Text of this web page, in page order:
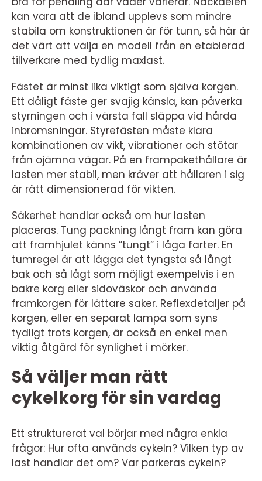
kan vara att de ibland upplevs som mindre
stabila om konstruktionen är för tunn, så här är
det värt att välja en modell från en etablerad
tillverkare med tydlig maxlast.
Fästet är minst lika viktigt som själva korgen.
Ett dåligt fäste ger svajig känsla, kan påverka
styrningen och i värsta fall släppa vid hårda
inbromsningar. Styrefästen måste klara
kombinationen av vikt, vibrationer och stötar
från ojämna vägar. På en frampakethållare är
lasten mer stabil, men kräver att hållaren i sig
är rätt dimensionerad för vikten.
Säkerhet handlar också om hur lasten
placeras. Tung packning långt fram kan göra
att framhjulet känns ”tungt” i låga farter. En
tumregel är att lägga det tyngsta så långt
bak och så lågt som möjligt exempelvis i en
bakre korg eller sidoväskor och använda
framkorgen för lättare saker. Reflexdetaljer på
korgen, eller en separat lampa som syns
tydligt trots korgen, är också en enkel men
viktig åtgärd för synlighet i mörker.
Så väljer man rätt
cykelkorg för sin vardag
Ett strukturerat val börjar med några enkla
frågor: Hur ofta används cykeln? Vilken typ av
last handlar det om? Var parkeras cykeln?